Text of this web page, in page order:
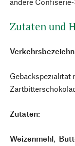
Zutaten und
Gebäckspezialität
Zutaten:
Weizenmehl,